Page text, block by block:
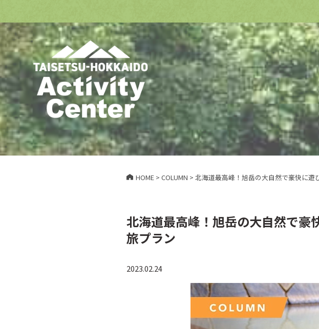
HOME> COLUMN > 北海道最高峰！旭岳の大自然で豪快に
北海道最高峰！旭岳の大自然で豪
旅プラン
2023.02.24